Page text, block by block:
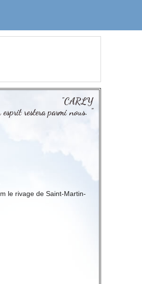
"CARLY
restera parmi nous. "
le rivage de Saint-Martin-